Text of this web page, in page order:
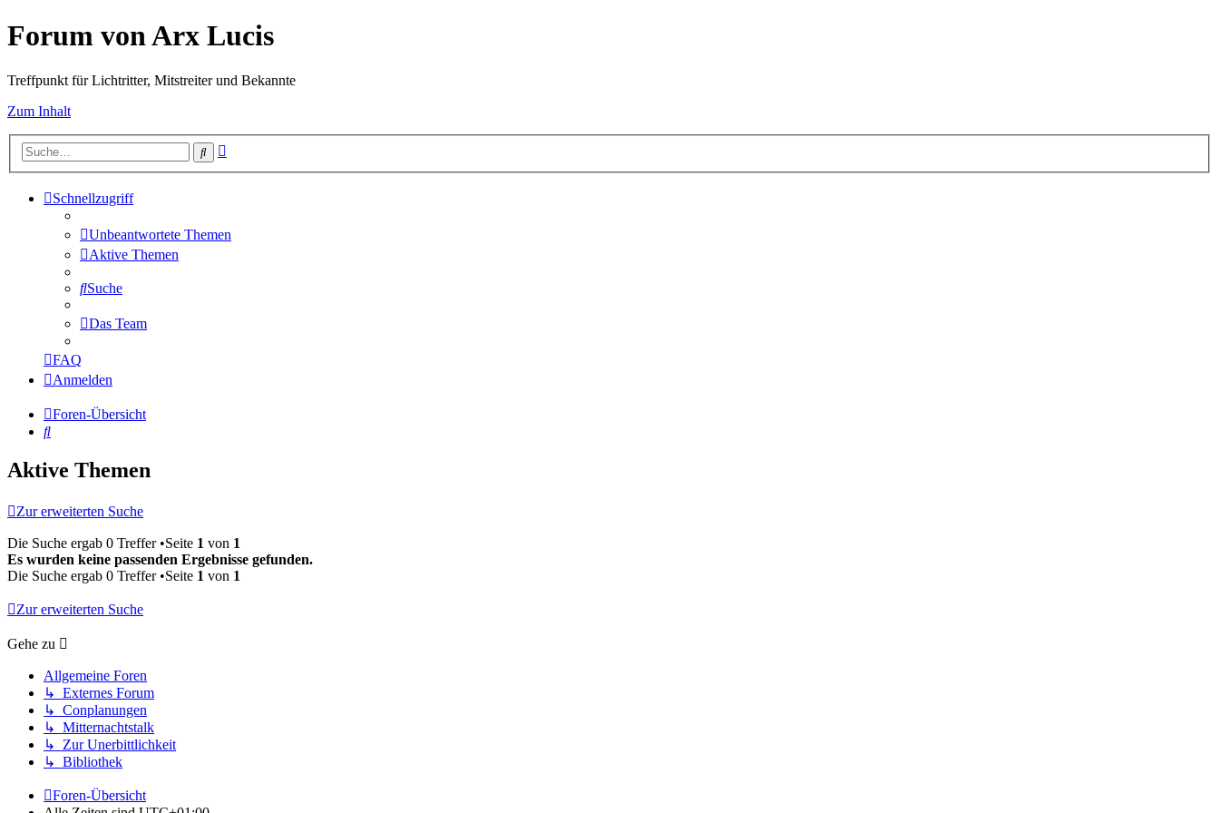
Forum von Arx Lucis
Treffpunkt für Lichtritter, Mitstreiter und Bekannte
Zum Inhalt
Suche
Schnellzugriff
Unbeantwortete Themen
Aktive Themen
Suche
Das Team
FAQ
Anmelden
Foren-Übersicht
Suche
Aktive Themen
Zur erweiterten Suche
Die Suche ergab 0 Treffer •Seite 1 von 1
Es wurden keine passenden Ergebnisse gefunden.
Die Suche ergab 0 Treffer •Seite 1 von 1
Zur erweiterten Suche
Gehe zu
Allgemeine Foren
↳ Externes Forum
↳ Conplanungen
↳ Mitternachtstalk
↳ Zur Unerbittlichkeit
↳ Bibliothek
Foren-Übersicht